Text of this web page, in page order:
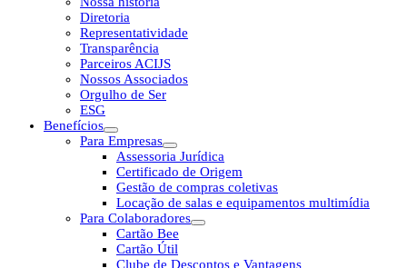
Diretoria
Representatividade
Transparência
Parceiros ACIJS
Nossos Associados
Orgulho de Ser
ESG
Benefícios
Para Empresas
Assessoria Jurídica
Certificado de Origem
Gestão de compras coletivas
Locação de salas e equipamentos multimídia
Para Colaboradores
Cartão Bee
Cartão Útil
Clube de Descontos e Vantagens